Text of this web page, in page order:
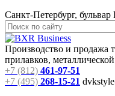
Санкт-Петербург,
Производство и продажа
прилавков,
+7 (812) 461-97-51
+7 (495) 268-15-21